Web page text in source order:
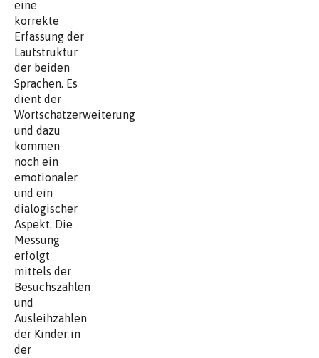
eine
korrekte
Erfassung der
Lautstruktur
der beiden
Sprachen. Es
dient der
Wortschatzerweiterung
und dazu
kommen
noch ein
emotionaler
und ein
dialogischer
Aspekt. Die
Messung
erfolgt
mittels der
Besuchszahlen
und
Ausleihzahlen
der Kinder in
der